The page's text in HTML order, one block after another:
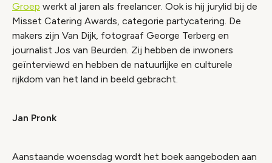
Groep werkt al jaren als freelancer. Ook is hij jurylid bij de
Misset Catering Awards, categorie partycatering. De
makers zijn Van Dijk, fotograaf George Terberg en
journalist Jos van Beurden. Zij hebben de inwoners
geïnterviewd en hebben de natuurlijke en culturele
rijkdom van het land in beeld gebracht.
Jan Pronk
Aanstaande woensdag wordt het boek aangeboden aan